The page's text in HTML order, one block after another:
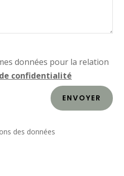
données pour la relation
confidentialité
ENVOYER
des données